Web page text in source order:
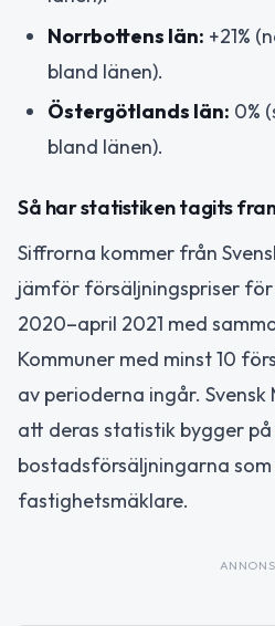
Norrbottens län: +21%
bland länen).
Östergötlands län: 0%
bland länen).
Så har statistiken tagits
Siffrorna kommer från
jämför försäljningspriser
2020–april 2021 med
Kommuner med minst 10
av perioderna ingår.
att deras statistik bygger på
bostadsförsäljningarna som
fastighetsmäklare.
ANNONS